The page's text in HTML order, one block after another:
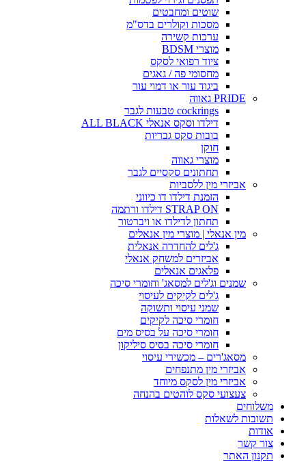
שוטים ומחבטים
מסכות וקולרים בדס"מ
ערכות קשירה
מוצרי BDSM
ציוד רפואי לסקס
מחסומי פה / גאגים
ביגוד עור או דמוי עור
PRIDE גאווה
cockrings טבעות לגבר
דילדו וסקס אנאלי ALL BLACK
בובות סקס גבריות
חוקן
מוצרי גאווה
תחתונים סקסיים לגבר
אביזרי מין ללסביות
הזמנת דילדו דו כיווני
STRAP ON דילדו ורתמה
תחתון לדילדו או ויברטור
מין אנאלי | מוצרי מין אנאלים
ג'לים להחדרה אנאלית
אביזרים למשחק אנאלי
פלאגים אנאלים
שמנים וג'לים למסאג' וחומרי סיכה
ג'לים לקיקים לעיסוי
שמני עיסוי ותשוקה
חומרי סיכה לקיקים
חומרי סיכה על בסיס מים
חומרי סיכה בסיס סיליקון
מסאג'רים – מכשירי עיסוי
אביזרי מין מתנפחים
אביזרי מין לסקס מיוחד
צעצועי סקס לוהטים בהנחה
משלוחים
תשובות לשאלות
אודות
צור קשר
תקנון האתר